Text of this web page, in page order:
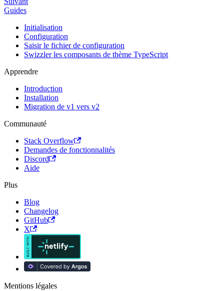
Guides
Initialisation
Configuration
Saisir le fichier de configuration
Swizzler les composants de thème TypeScript
Apprendre
Introduction
Installation
Migration de v1 vers v2
Communauté
Stack Overflow
Demandes de fonctionnalités
Discord
Aide
Plus
Blog
Changelog
GitHub
X
Mentions légales